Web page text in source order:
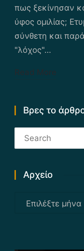
πως ξεκίνησαν
ύφος ομιλίας;
σύνθετη και
"λόχος"…
Read More
Βρες το
Αρχείο
Αρχείο